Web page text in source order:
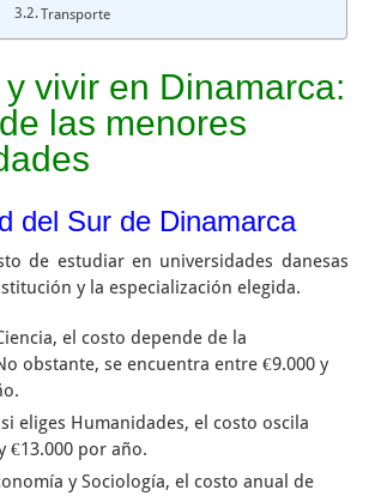
Transporte
vivir en Dinamarca:
las menores
del Sur de Dinamarca
de estudiar en universidades danesas
y la especialización elegida.
el costo depende de la
obstante, se encuentra entre €9.000 y
eliges Humanidades, el costo oscila
€13.000 por año.
y Sociología, el costo anual de